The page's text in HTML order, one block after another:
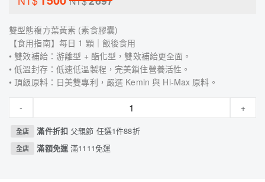
雙型態複方葉黃素 (素食膠囊)
【食用指南】每日 1 顆｜飯後食用
• 雙效補給：游離型 + 酯化型，雙效補給更全面。
• 低溫封存：低速低溫製程，完美鎖住營養活性。
• 頂級原料：日美雙專利，嚴選 Kemin 與 Hi-Max 原料。
- +
全店 滿件折扣 父親節 任選1件88折
全店 滿額免運滿1111免運